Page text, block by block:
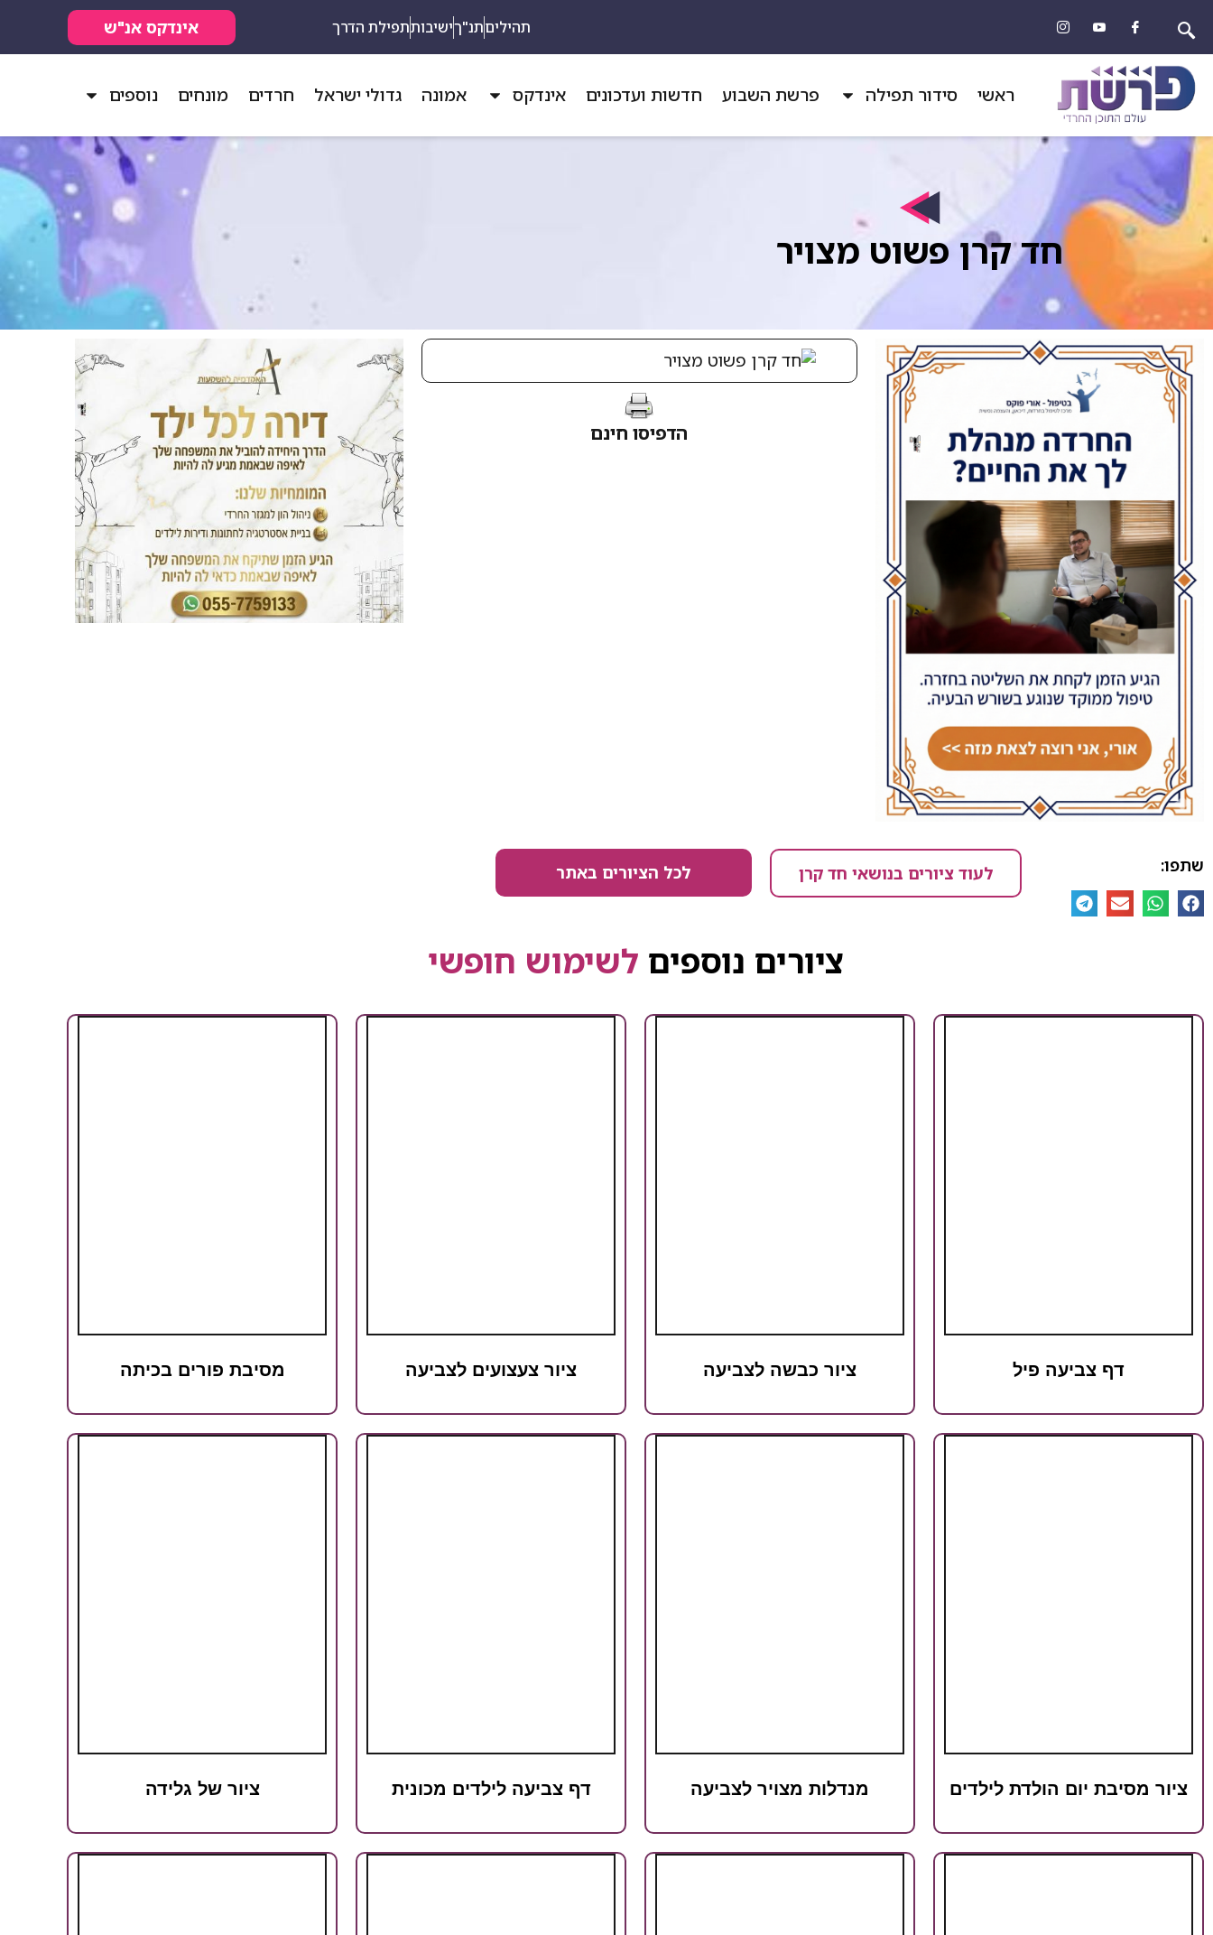
תהיליםתנ"ךישיבותתפילת הדרך אינדקס אנ"ש
ראשי סידור תפילה פרשת השבוע חדשות ועדכונים אינדקס אמונה גדולי ישראל חרדים מונחים נוספים
חד קרן פשוט מצויר
הדפיסו חינם
שתפו: לעוד ציורים בנושאי חד קרן לכל הציורים באתר
ציורים נוספים לשימוש חופשי
דף צביעה פיל ציור כבשה לצביעה ציור צעצועים לצביעה מסיבת פורים בכיתה
ציור מסיבת יום הולדת לילדים מנדלות מצויר לצביעה דף צביעה לילדים מכונית ציור של גלידה